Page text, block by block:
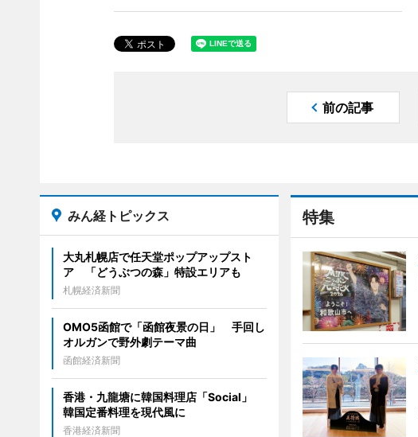
前の記事
特集
みん経トピックス
大丸札幌店で任天堂ポップアップスト
ア 「どうぶつの森」特設エリアも
札幌経済新聞
OMO5函館で「函館夜景の日」 手回し
オルガンで野外劇テーマ曲
函館経済新聞
香港・九龍塘に韓国料理店「Social」
韓国定番料理を現代風に
香港経済新聞